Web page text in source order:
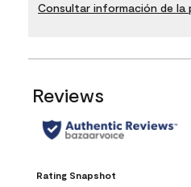
Consultar información de la
Reviews
Rating Snapshot